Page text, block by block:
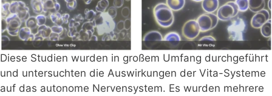
Diese Studien wurden in großem Umfang durchgeführt
und untersuchten die Auswirkungen der Vita-Systeme
auf das autonome Nervensystem. Es wurden mehrere